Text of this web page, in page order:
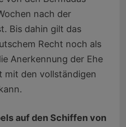
nach der
Bis dahin gilt das
Recht noch als
Anerkennung der Ehe
mit den vollständigen
auf den Schiffen von